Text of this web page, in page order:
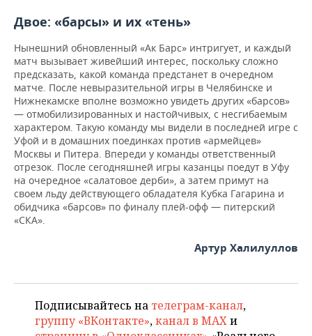
Двое: «барсы» и их «тень»
Нынешний обновленный «Ак Барс» интригует, и каждый
матч вызывает живейший интерес, поскольку сложно
предсказать, какой команда предстанет в очередном
матче. После невыразительной игры в Челябинске и
Нижнекамске вполне возможно увидеть других «барсов»
— отмобилизированных и настойчивых, с несгибаемым
характером. Такую команду мы видели в последней игре с
Уфой и в домашних поединках против «армейцев»
Москвы и Питера. Впереди у команды ответственный
отрезок. После сегодняшней игры казанцы поедут в Уфу
на очередное «салатовое дерби», а затем примут на
своем льду действующего обладателя Кубка Гагарина и
обидчика «барсов» по финалу плей-офф — питерский
«СКА».
Артур Халилуллов
Подписывайтесь на телеграм-канал,
группу «ВКонтакте»,канал в MAXи